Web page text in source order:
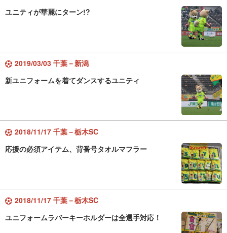
ユニティが華麗にターン!?
2019/03/03 千葉－新潟
新ユニフォームを着てダンスするユニティ
2018/11/17 千葉－栃木SC
応援の必須アイテム、背番号タオルマフラー
2018/11/17 千葉－栃木SC
ユニフォームラバーキーホルダーは全選手対応！